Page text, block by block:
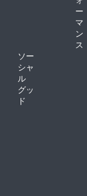
ー
マ
ン
ス
ソー
シャ
ル
グッ
ド